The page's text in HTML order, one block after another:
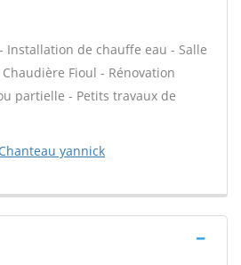
de chauffe eau - Salle
Fioul - Rénovation
partielle - Petits travaux de
Chanteau yannick